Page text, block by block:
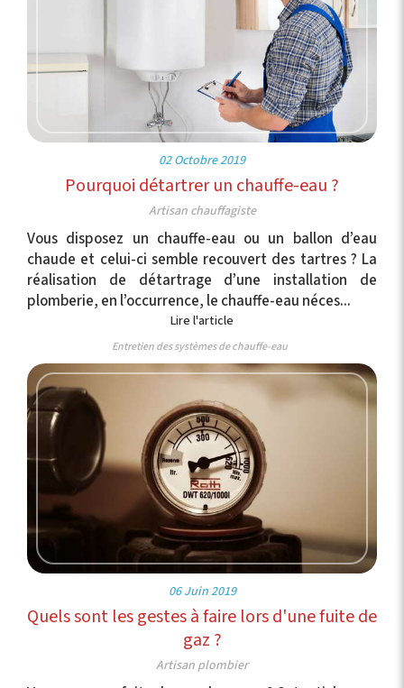
02 Octobre 2019
Pourquoi détartrer un chauffe-eau ?
Artisan chauffagiste
Vous disposez un chauffe-eau ou un ballon d’eau
chaude et celui-ci semble recouvert des tartres ? La
réalisation de détartrage d’une installation de
plomberie, en l’occurrence, le chauffe-eau néces...
Lire l'article
Entretien des systèmes de chauffe-eau
06 Juin 2019
Quels sont les gestes à faire lors d'une fuite de
gaz ?
Artisan plombier